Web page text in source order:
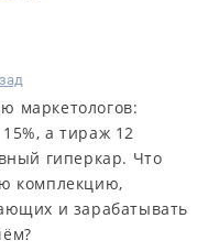
маркетологов:
а тираж 12
гиперкар. Что
комплекцию,
и зарабатывать